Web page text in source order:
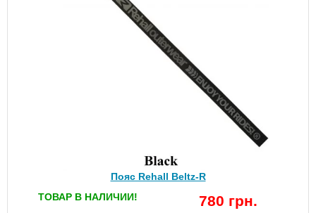
Пояс Rehall Beltz-R
ТОВАР В НАЛИЧИИ!
780 грн.